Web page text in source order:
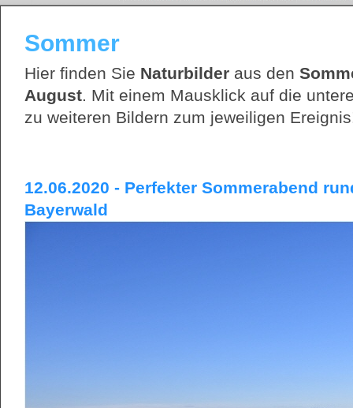
Sommer
Hier finden Sie Naturbilder aus den
August. Mit einem Mausklick auf die
zu weiteren Bildern zum jeweiligen
12.06.2020 - Perfekter Sommerabend
Bayerwald